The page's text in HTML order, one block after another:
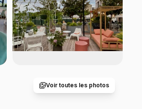
Voir toutes les photos